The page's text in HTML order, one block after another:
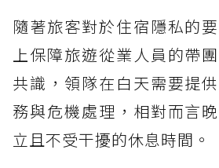
隨著旅客對於住宿隱私的
上保障旅遊從業人員的帶
共識，領隊在白天需要提
務與危機處理，相對而言
立且不受干擾的休息時間。